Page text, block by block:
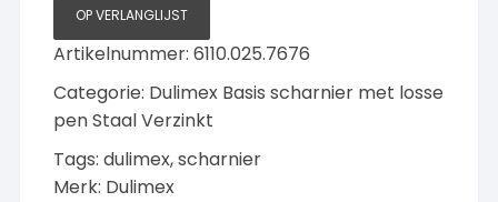
76x76mm,
Staal
verrzinkt
aantal
OP VERLANGLIJST
Artikelnummer:6110.025.7676
Categorie: Dulimex Basis scharnier met losse
pen Staal Verzinkt
Tags:dulimex,scharnier
Merk: Dulimex